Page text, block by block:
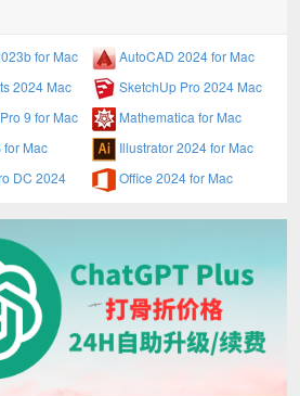
for Mac
AutoCAD 2024 for Mac
2024 Mac
SketchUp Pro 2024 Mac
9 for Mac
Mathematica for Mac
for Mac
Illustrator 2024 for Mac
DC 2024
Office 2024 for Mac